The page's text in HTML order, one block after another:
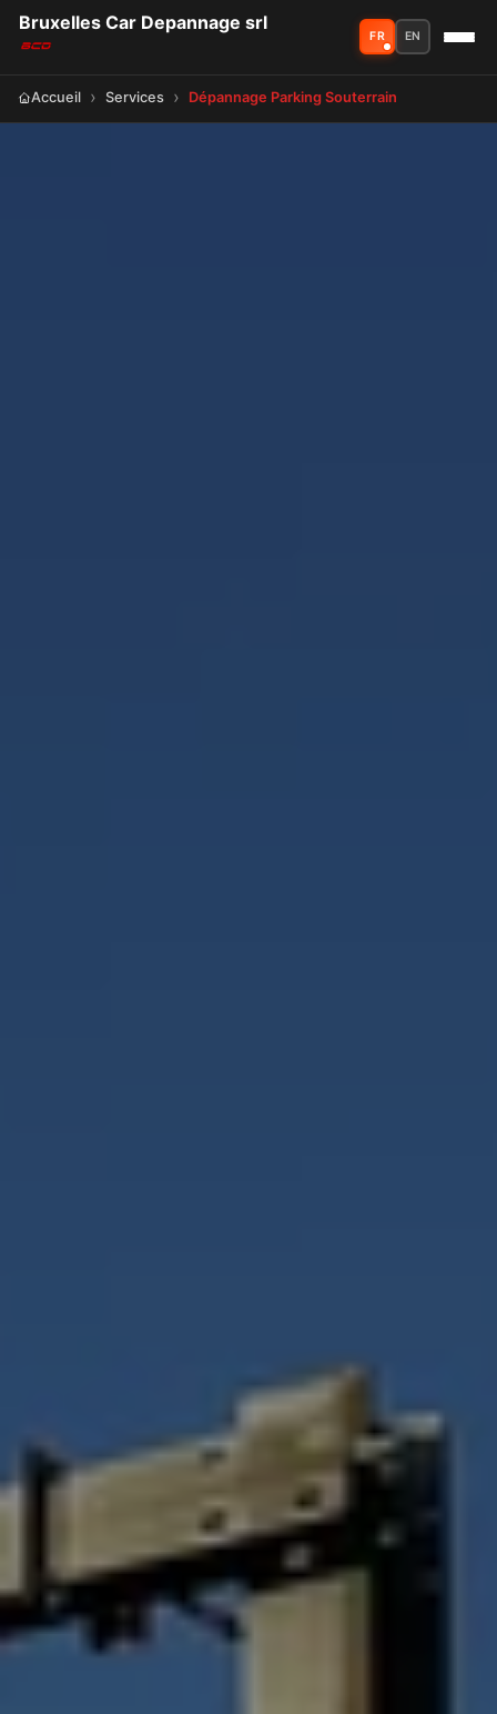
Bruxelles Car Depannage srl
FR EN
Accueil Services Dépannage Parking Souterrain